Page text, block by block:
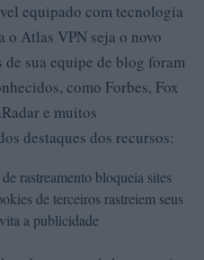
equipado com tecnologia
o Atlas VPN seja o novo
sua equipe de blog foram
como Forbes, Fox
e muitos
destaques dos recursos:
rastreamento bloqueia sites
de terceiros rastreiem seus
a publicidade